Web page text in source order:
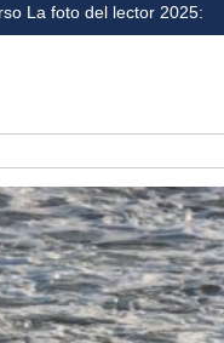
La foto del lector 2025: